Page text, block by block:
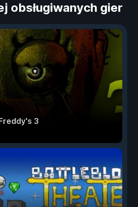
obsługiwanych gier
3